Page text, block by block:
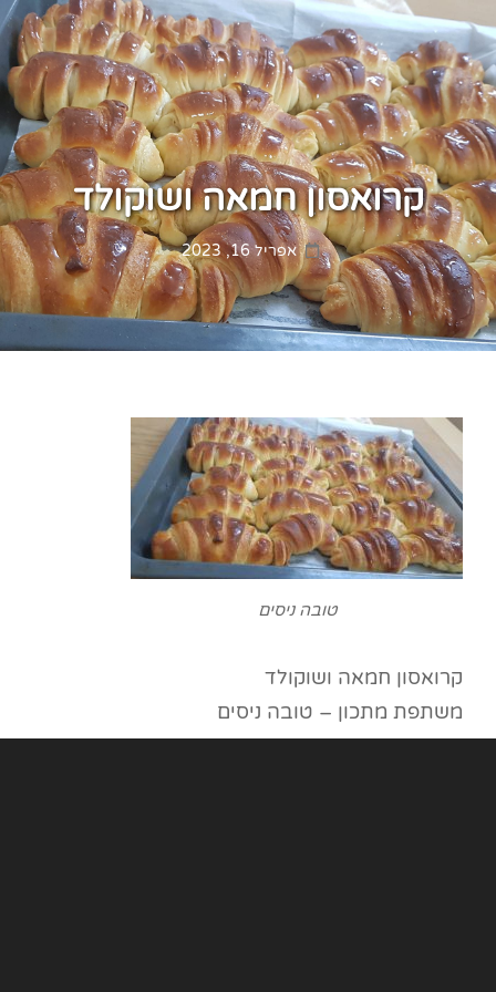
קרואסון חמאה ושוקולד
Posted
on
אפריל 16, 2023
טובה ניסים
קרואסון חמאה ושוקולד
משתפת מתכון – טובה ניסים